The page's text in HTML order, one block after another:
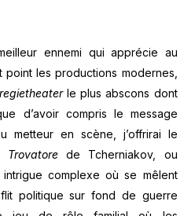
ennemi qui apprécie au
point les productions modernes,
regietheater le plus abscons dont
d’avoir compris le message
metteur en scène, j’offrirai le
Trovatorede Tcherniakov, ou
intrigue complexe où se mêlent
politique sur fond de guerre